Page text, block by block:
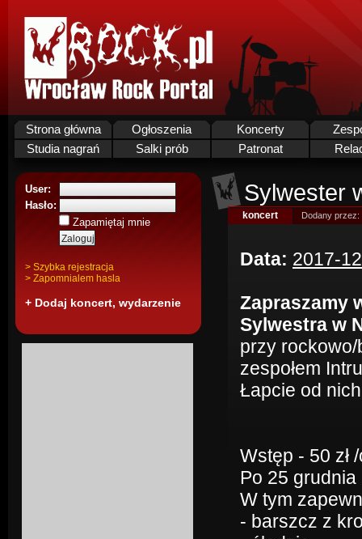
Strona główna Ogłoszenia Koncerty
Studia nagrań
Salki prób Patronat
User:
Hasło:
Zapamiętaj mnie
> Szybka rejestracja
> Zapomnialem hasla
+ Dodaj koncert, wydarzenie
Sylwester
koncert Dodany przez:
Data: 2017-
Zapraszamy
Sylwestra w
przy
zespołem
Łapcie od
Wstęp - 50 zł
Po 25 grudnia
W tym
- barszcz z